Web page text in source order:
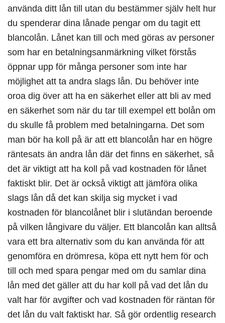
använda ditt lån till utan du bestämmer själv helt hur
du spenderar dina lånade pengar om du tagit ett
blancolån. Lånet kan till och med göras av personer
som har en betalningsanmärkning vilket förstås
öppnar upp för många personer som inte har
möjlighet att ta andra slags lån. Du behöver inte
oroa dig över att ha en säkerhet eller att bli av med
en säkerhet som när du tar till exempel ett bolån om
du skulle få problem med betalningarna. Det som
man bör ha koll på är att ett blancolån har en högre
räntesats än andra lån där det finns en säkerhet, så
det är viktigt att ha koll på vad kostnaden för lånet
faktiskt blir. Det är också viktigt att jämföra olika
slags lån då det kan skilja sig mycket i vad
kostnaden för blancolånet blir i slutändan beroende
på vilken långivare du väljer. Ett blancolån kan alltså
vara ett bra alternativ som du kan använda för att
genomföra en drömresa, köpa ett nytt hem för och
till och med spara pengar med om du samlar dina
lån med det gäller att du har koll på vad det lån du
valt har för avgifter och vad kostnaden för räntan för
det lån du valt faktiskt har. Så gör ordentlig research